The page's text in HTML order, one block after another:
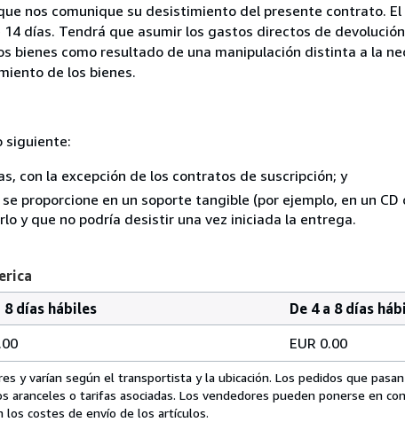
nos comunique su desistimiento del presente contrato. El
días. Tendrá que asumir los gastos directos de
bienes como resultado de una manipulación distinta a la
de los bienes.
siguiente:
con la excepción de los contratos de suscripción; y
proporcione en un soporte tangible (por ejemplo, en un CD
y que no podría desistir una vez iniciada la entrega.
8 días hábiles
De 4 a 8 días
EUR 0.00
y varían según el transportista y la ubicación. Los pedidos que
o tarifas asociadas. Los vendedores pueden ponerse en
los costes de envío de los artículos.